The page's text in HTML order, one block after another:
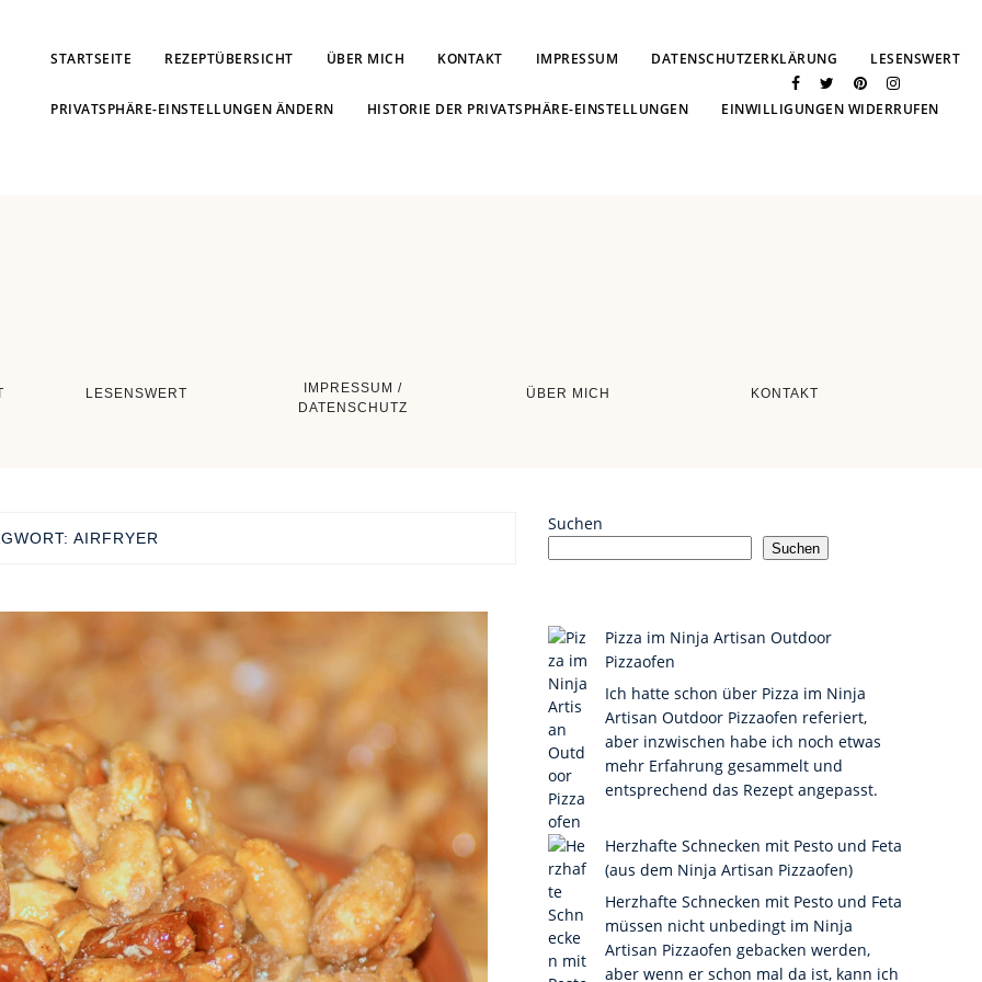
STARTSEITE REZEPTÜBERSICHT ÜBER MICH KONTAKT IMPRESSUM DATENSCHUTZERKLÄRUNG LESENSWERT
PRIVATSPHÄRE-EINSTELLUNGEN ÄNDERN HISTORIE DER PRIVATSPHÄRE-EINSTELLUNGEN EINWILLIGUNGEN WIDERRUFEN
LESENSWERT
IMPRESSUM /
DATENSCHUTZ
ÜBER MICH KONTAKT
AIRFRYER
Suchen
Suchen
Pizza im Ninja Artisan Outdoor
Pizzaofen
Ich hatte schon über Pizza im Ninja
Artisan Outdoor Pizzaofen referiert,
aber inzwischen habe ich noch etwas
mehr Erfahrung gesammelt und
entsprechend das Rezept angepasst.
Herzhafte Schnecken mit Pesto und Feta
(aus dem Ninja Artisan Pizzaofen)
Herzhafte Schnecken mit Pesto und Feta
müssen nicht unbedingt im Ninja
Artisan Pizzaofen gebacken werden,
aber wenn er schon mal da ist, kann ich